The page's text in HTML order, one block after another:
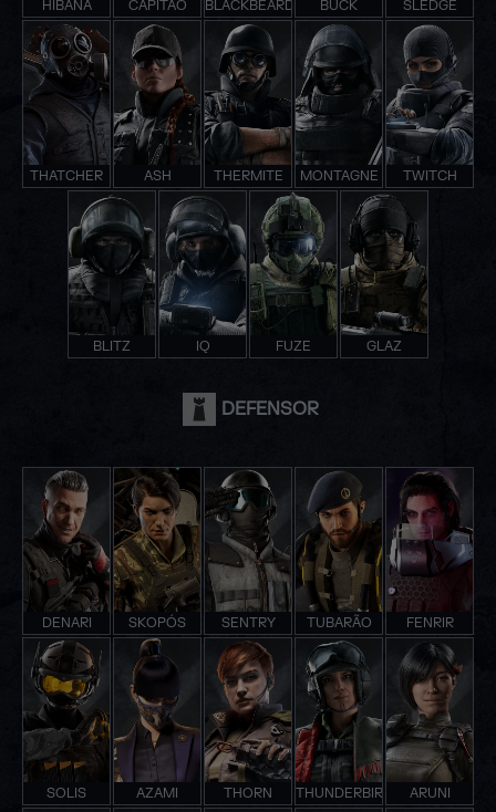
HIBANA CAPITÃO BLACKBEARD BUCK SLEDGE
THATCHER ASH THERMITE MONTAGNE TWITCH
BLITZ IQ FUZE GLAZ
DEFENSOR
DENARI SKOPÓS SENTRY TUBARÃO FENRIR
SOLIS AZAMI THORN THUNDERBIRD ARUNI